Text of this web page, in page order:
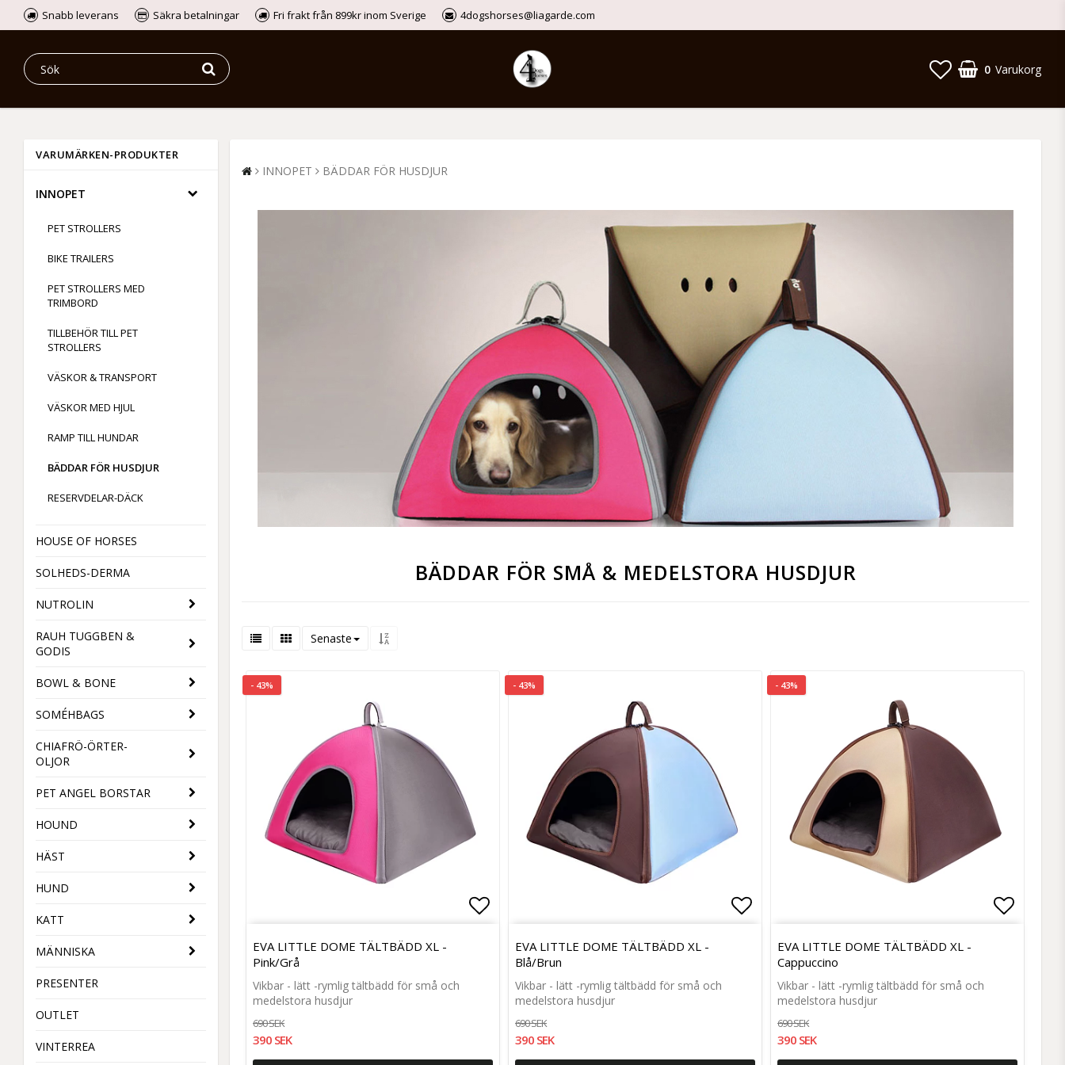
Snabb leverans Säkra betalningar Fri frakt från 899kr inom Sverige 4dogshorses@liagarde.com
0 Varukorg
VARUMÄRKEN-PRODUKTER
INNOPET
PET STROLLERS
BIKE TRAILERS
PET STROLLERS MED
TRIMBORD
TILLBEHÖR TILL PET
STROLLERS
VÄSKOR & TRANSPORT
VÄSKOR MED HJUL
RAMP TILL HUNDAR
BÄDDAR FÖR HUSDJUR
RESERVDELAR-DÄCK
HOUSE OF HORSES
SOLHEDS-DERMA
NUTROLIN
RAUH TUGGBEN &
GODIS
BOWL & BONE
SOMÉHBAGS
CHIAFRÖ-ÖRTER-
OLJOR
PET ANGEL BORSTAR
HOUND
HÄST
HUND
KATT
MÄNNISKA
PRESENTER
OUTLET
VINTERREA
INNOPET BÄDDAR FÖR HUSDJUR
BÄDDAR FÖR SMÅ & MEDELSTORA HUSDJUR
Senaste
- 43%
Lägg till i favoritlistan
Lägg till i favoritlistan
EVA LITTLE DOME TÄLTBÄDD XL -
Pink/Grå
Vikbar - lätt -rymlig tältbädd för små och
medelstora husdjur
690 SEK
390 SEK
- 43%
Lägg till i favoritlistan
Lägg till i favoritlistan
EVA LITTLE DOME TÄLTBÄDD XL -
Blå/Brun
Vikbar - lätt -rymlig tältbädd för små och
medelstora husdjur
690 SEK
390 SEK
- 43%
EVA LITTLE DOME TÄLTBÄDD XL -
Cappuccino
Vikbar - lätt -rymlig tältbädd för små och
medelstora husdjur
690 SEK
390 SEK